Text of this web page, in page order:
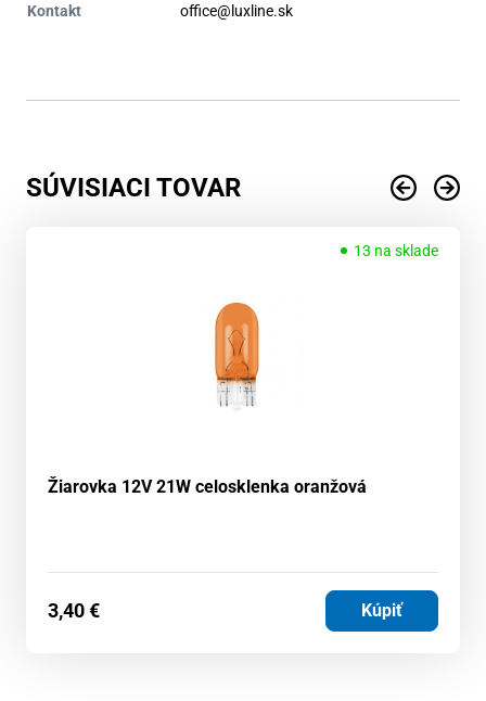
Kontakt office@luxline.sk
SÚVISIACI TOVAR
13 na sklade
Žiarovka 12V 21W celosklenka oranžová
3,40€ Kúpiť